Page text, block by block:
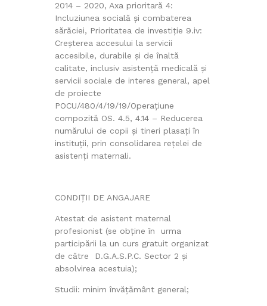
2014 – 2020, Axa prioritară 4:
Incluziunea socială și combaterea
sărăciei, Prioritatea de investiție 9.iv:
Creșterea accesului la servicii
accesibile, durabile și de înaltă
calitate, inclusiv asistență medicală și
servicii sociale de interes general, apel
de proiecte
POCU/480/4/19/19/Operațiune
compozită OS. 4.5, 4.14 – Reducerea
numărului de copii și tineri plasați în
instituții, prin consolidarea rețelei de
asistenți maternali.
CONDIŢII DE ANGAJARE
Atestat de asistent maternal
profesionist (se obține în urma
participării la un curs gratuit organizat
de către D.G.A.S.P.C. Sector 2 și
absolvirea acestuia);
Studii: minim învățământ general;